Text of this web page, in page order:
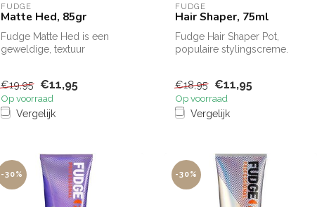
FUDGE
Matte Hed, 85gr
Fudge Matte Hed is een
geweldige, textuur
€19,95 €11,95
Op voorraad
Vergelijk
FUDGE
Hair Shaper, 75ml
Fudge Hair Shaper Pot,
populaire stylingscreme.
€18,95 €11,95
Op voorraad
Vergelijk
-30% -30%